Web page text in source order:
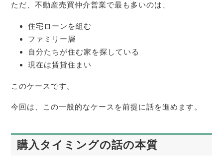
ただ、不動産売買仲介営業で最も多いのは、
住宅ローンを組む
ファミリー層
自分たちが住む家を探している
現在は賃貸住まい
このケースです。
今回は、この一般的なケースを前提に話を進めます。
購入タイミングの話の本質